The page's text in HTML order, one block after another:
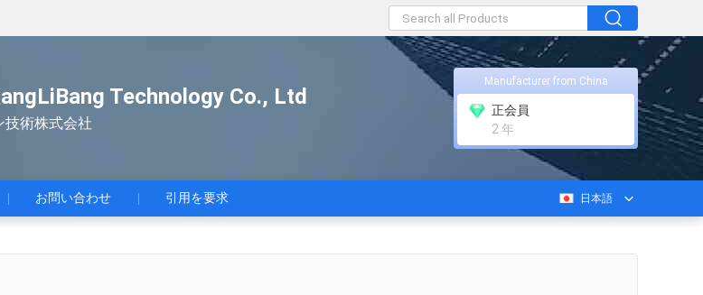
Technology Co., Ltd
技術株式会社
Manufacturer from China
正会員
2 年
お問い合わせ 引用を要求 日本語